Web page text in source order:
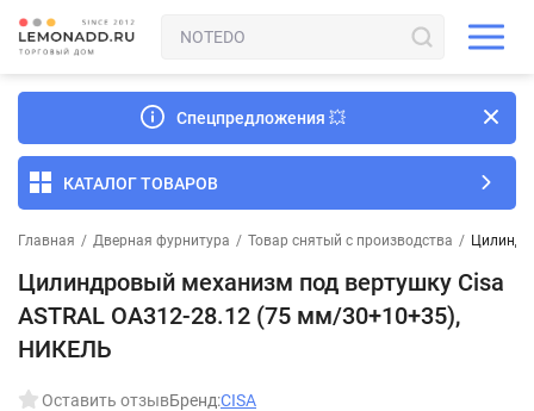
Спецпредложения 💥
КАТАЛОГ ТОВАРОВ
Главная / Дверная фурнитура / Товар снятый с производства /
Цилиндровый механизм под вертушку Cisa
ASTRAL ОА312-28.12 (75 мм/30+10+35),
НИКЕЛЬ
Оставить отзывБренд:CISA